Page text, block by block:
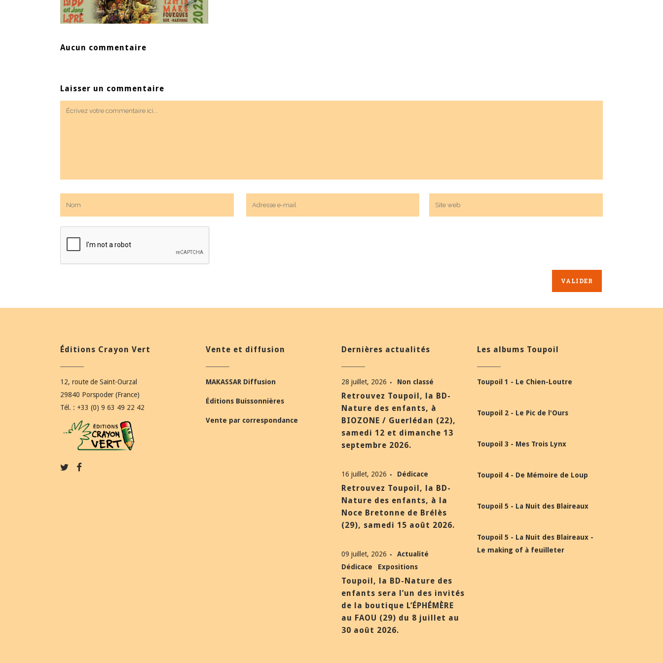
Aucun commentaire
Laisser un commentaire
Éditions Crayon Vert
12, route de Saint-Ourzal
29840 Porspoder (France)
Tél. : +33 (0) 9 63 49 22 42
Vente et diffusion
MAKASSAR Diffusion
Éditions Buissonnières
Vente par correspondance
Dernières actualités
28 juillet, 2026 Non classé
Retrouvez Toupoil, la BD-
Nature des enfants, à
BIOZONE / Guerlédan (22),
samedi 12 et dimanche 13
septembre 2026.
16 juillet, 2026 Dédicace
Retrouvez Toupoil, la BD-
Nature des enfants, à la
Noce Bretonne de Brélès
(29), samedi 15 août 2026.
09 juillet, 2026
Actualité
Dédicace
Expositions
Toupoil, la BD-Nature des
enfants sera l’un des invités
de la boutique L’ÉPHÉMÈRE
au FAOU (29) du 8 juillet au
30 août 2026.
Les albums Toupoil
Toupoil 1 - Le Chien-Loutre
Toupoil 2 - Le Pic de l'Ours
Toupoil 3 - Mes Trois Lynx
Toupoil 4 - De Mémoire de Loup
Toupoil 5 - La Nuit des Blaireaux
Toupoil 5 - La Nuit des Blaireaux -
Le making of à feuilleter